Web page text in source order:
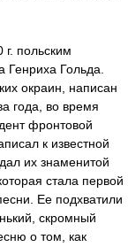
польским
Генриха Гольда.
окраин, написан
года, во время
фронтовой
к известной
их знаменитой
которая стала первой
Ее подхватили
скромный
о том, как